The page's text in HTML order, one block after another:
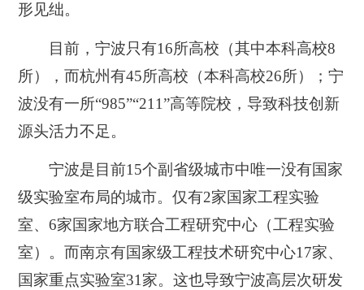
形见绌。
目前，宁波只有16所高校（其中本科高校8
所），而杭州有45所高校（本科高校26所）；宁
波没有一所“985”“211”高等院校，导致科技创新
源头活力不足。
宁波是目前15个副省级城市中唯一没有国家
级实验室布局的城市。仅有2家国家工程实验
室、6家国家地方联合工程研究中心（工程实验
室）。而南京有国家级工程技术研究中心17家、
国家重点实验室31家。这也导致宁波高层次研发